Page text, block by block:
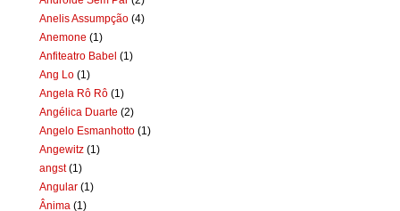
Anelis Assumpção (4)
Anemone (1)
Anfiteatro Babel (1)
Ang Lo (1)
Angela Rô Rô (1)
Angélica Duarte (2)
Angelo Esmanhotto (1)
Angewitz (1)
angst (1)
Angular (1)
Ânima (1)